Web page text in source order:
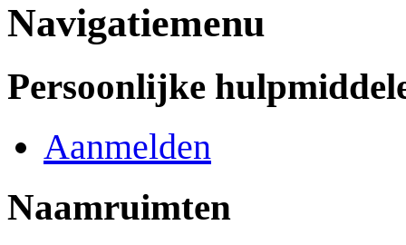
Navigatiemenu
Persoonlijke
Aanmelden
Naamruimten